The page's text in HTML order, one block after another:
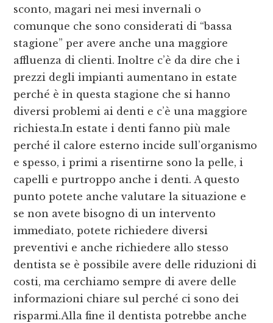
sconto, magari nei mesi invernali o
comunque che sono considerati di “bassa
stagione” per avere anche una maggiore
affluenza di clienti. Inoltre c’è da dire che i
prezzi degli impianti aumentano in estate
perché è in questa stagione che si hanno
diversi problemi ai denti e c’è una maggiore
richiesta.In estate i denti fanno più male
perché il calore esterno incide sull’organismo
e spesso, i primi a risentirne sono la pelle, i
capelli e purtroppo anche i denti. A questo
punto potete anche valutare la situazione e
se non avete bisogno di un intervento
immediato, potete richiedere diversi
preventivi e anche richiedere allo stesso
dentista se è possibile avere delle riduzioni di
costi, ma cerchiamo sempre di avere delle
informazioni chiare sul perché ci sono dei
risparmi.Alla fine il dentista potrebbe anche